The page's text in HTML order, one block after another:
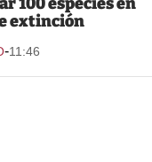
extinción
-11:46